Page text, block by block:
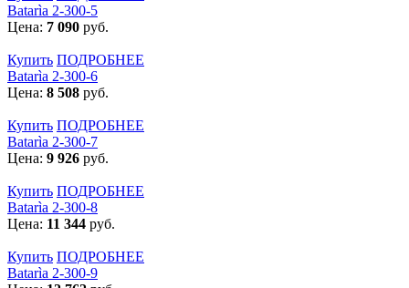
Batarìa 2-300-5
Цена: 7 090 руб.
Купить ПОДРОБНЕЕ
Batarìa 2-300-6
Цена: 8 508 руб.
Купить ПОДРОБНЕЕ
Batarìa 2-300-7
Цена: 9 926 руб.
Купить ПОДРОБНЕЕ
Batarìa 2-300-8
Цена: 11 344 руб.
Купить ПОДРОБНЕЕ
Batarìa 2-300-9